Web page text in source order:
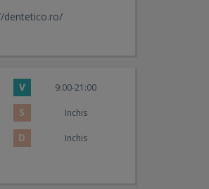
dentetico.ro/
V 9:00-21:00
S Inchis
D Inchis